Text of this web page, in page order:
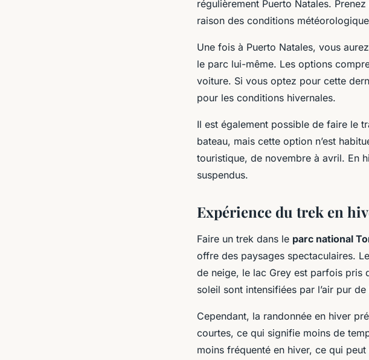
régulièrement Puerto Natales.
raison des conditions
Une fois à Puerto Natales, vous
le parc lui-même. Les options
voiture. Si vous optez pour cette
pour les conditions hivernales.
Il est également possible de faire le
bateau, mais cette option n’est
touristique, de novembre à avril. En
suspendus.
Expérience du trek en
Faire un trek dans le parc national
offre des paysages spectaculaires.
de neige, le lac Grey est parfois pris
soleil sont intensifiées par l’air pur de
Cependant, la randonnée en hiver
courtes, ce qui signifie moins de
moins fréquenté en hiver, ce qui